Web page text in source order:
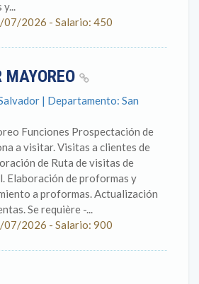
07/2026 - Salario: 450
MAYOREO
| Departamento: San
Funciones Prospectación de
a visitar. Visitas a clientes de
de Ruta de visitas de
Elaboración de proformas y
a proformas. Actualización
Se requière -...
07/2026 - Salario: 900